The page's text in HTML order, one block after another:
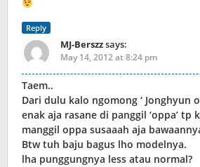
Reply
MJ-Berszzsays:
May 14, 2012 at 8:24 pm
Taem..
Dari dulu kalo ngomong ‘ Jonghyun
enak aja rasane di panggil ‘oppa’ tp
manggil oppa susaaah aja
Btw tuh baju bagus lho modelnya.
lha punggungnya less atau normal?